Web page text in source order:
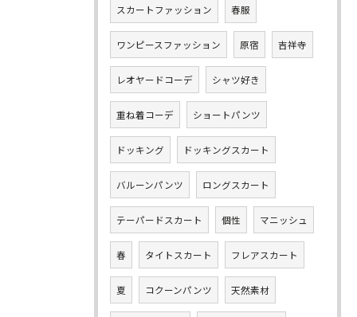
スカートファッション 春服
ワンピースファッション 原宿 吉祥寺
レオヤードコーデ シャツ好き
重ね着コーデ ショートパンツ
ドッキング ドッキングスカート
バルーンパンツ ロングスカート
テーパードスカート 個性 マニッシュ
春 タイトスカート フレアスカート
夏 コクーンパンツ 天然素材